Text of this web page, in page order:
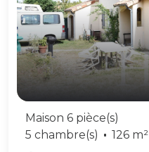
Maison 6 pièce(s)
5 chambre(s)
126 m²